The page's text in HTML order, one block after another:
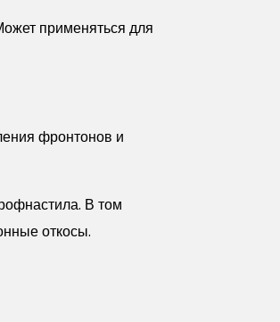
применяться для
фронтонов и
В том
откосы.